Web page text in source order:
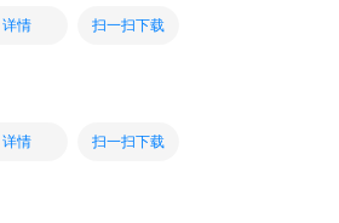
详情 扫一扫下载
详情 扫一扫下载